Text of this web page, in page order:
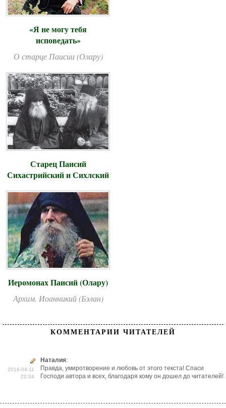
«Я не могу тебя
исповедать»
О старце Паисии (Олару)
Старец Паисий
Сихастрийский и Сихлский
Иеромонах Паисий (Олару)
Архим. Иоанникий (Бэлан)
КОММЕНТАРИИ ЧИТАТЕЛЕЙ
2016-04-11
22:34
Наталия:
Правда, умиротворение и любовь от этого текста! Спаси
Господи автора и всех, благодаря кому он дошел до читателей!